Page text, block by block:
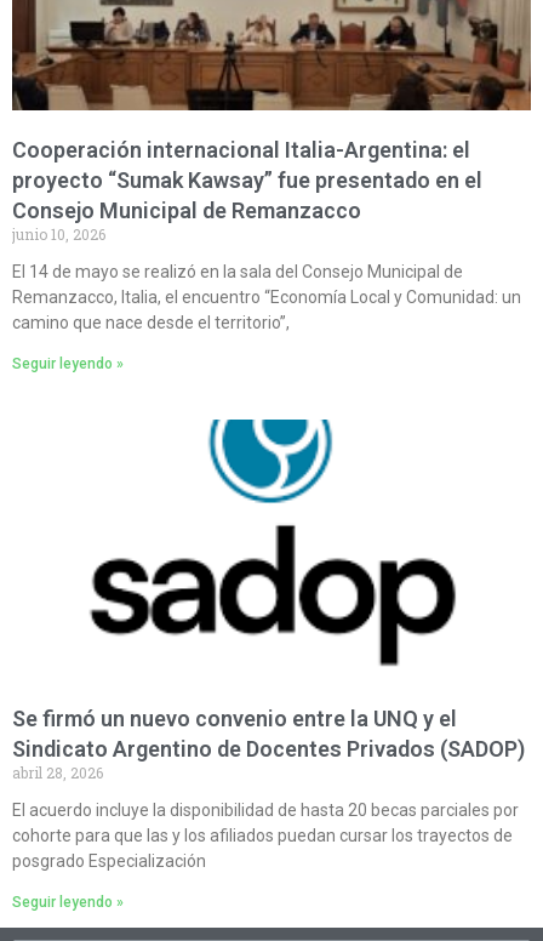
Cooperación internacional Italia-Argentina: el
proyecto “Sumak Kawsay” fue presentado en el
Consejo Municipal de Remanzacco
junio 10, 2026
El 14 de mayo se realizó en la sala del Consejo Municipal de
Remanzacco, Italia, el encuentro “Economía Local y Comunidad: un
camino que nace desde el territorio”,
Seguir leyendo »
Se firmó un nuevo convenio entre la UNQ y el
Sindicato Argentino de Docentes Privados (SADOP)
abril 28, 2026
El acuerdo incluye la disponibilidad de hasta 20 becas parciales por
cohorte para que las y los afiliados puedan cursar los trayectos de
posgrado Especialización
Seguir leyendo »